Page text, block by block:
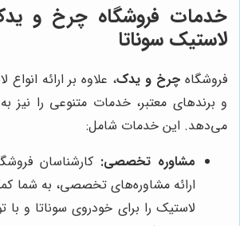
خدمات فروشگاه چرخ و
لاستیک سوناتا
فروشگاه چرخ و یدک، علاوه بر ارائه
و برندهای معتبر، خدمات متنوعی را نیز
می‌دهد. این خدمات شامل:
مشاوره تخصصی: کارشناسان
ارائه مشاوره‌های تخصصی، به شما
لاستیک را برای خودروی سوناتا و با